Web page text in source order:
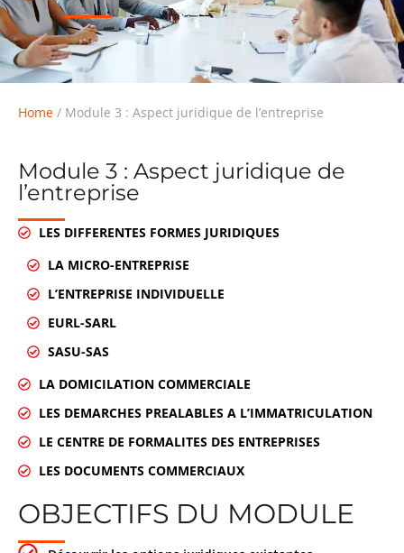
Home / Module 3 : Aspect juridique de l’entreprise
Module 3 : Aspect juridique de
l’entreprise
LES DIFFERENTES FORMES JURIDIQUES
LA MICRO-ENTREPRISE
L’ENTREPRISE INDIVIDUELLE
EURL-SARL
SASU-SAS
LA DOMICILATION COMMERCIALE
LES DEMARCHES PREALABLES A L’IMMATRICULATION
LE CENTRE DE FORMALITES DES ENTREPRISES
LES DOCUMENTS COMMERCIAUX
OBJECTIFS DU MODULE